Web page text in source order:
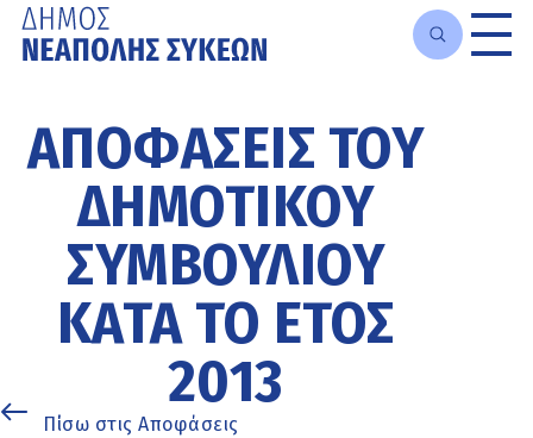
κυρίως
περιεχόμενο
ΑΠΟΦΆΣΕΙΣ ΤΟΥ
ΔΗΜΟΤΙΚΟΎ
ΣΥΜΒΟΥΛΊΟΥ
ΚΑΤΆ ΤΟ ΈΤΟΣ
2013
Πίσω στις Αποφάσεις